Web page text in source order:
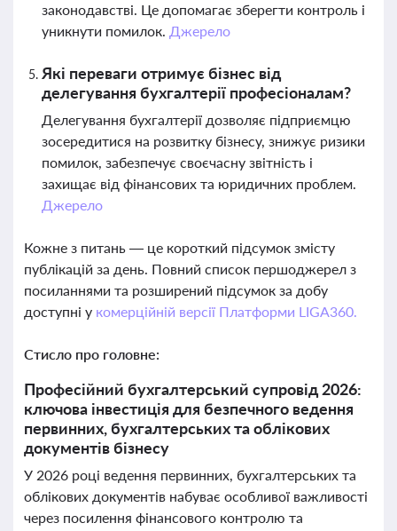
законодавстві. Це допомагає зберегти контроль і
уникнути помилок. Джерело
Які переваги отримує бізнес від
делегування бухгалтерії професіоналам?
Делегування бухгалтерії дозволяє підприємцю
зосередитися на розвитку бізнесу, знижує ризики
помилок, забезпечує своєчасну звітність і
захищає від фінансових та юридичних проблем.
Джерело
Кожне з питань — це короткий підсумок змісту
публікацій за день. Повний список першоджерел з
посиланнями та розширений підсумок за добу
доступні у комерційній версії Платформи LIGA360.
Стисло про головне:
Професійний бухгалтерський супровід 2026:
ключова інвестиція для безпечного ведення
первинних, бухгалтерських та облікових
документів бізнесу
У 2026 році ведення первинних, бухгалтерських та
облікових документів набуває особливої важливості
через посилення фінансового контролю та